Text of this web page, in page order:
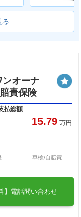
る
オーナ
責保険
払総額
15.79 万円
車検/自賠責
―
】電話問い合わせ